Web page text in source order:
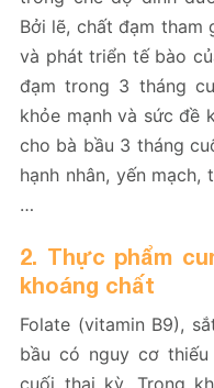
Bởi lẽ, chất đạm tham
và phát triển tế bào
đạm trong 3 tháng
khỏe mạnh và sức đề
cho bà bầu 3 tháng
hạnh nhân, yến
…
2. Thực phẩm
khoáng chất
Folate (vitamin B9),
bầu có nguy cơ
cuối thai kỳ. Trong